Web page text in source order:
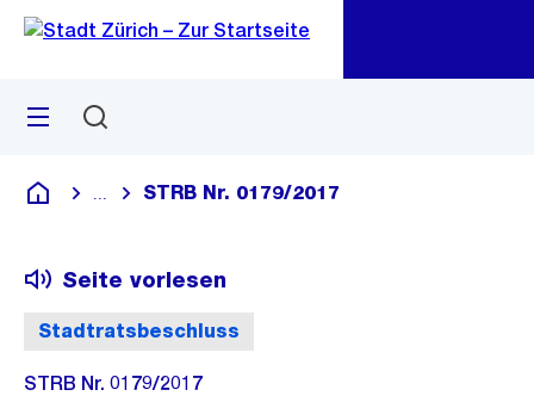
Navigation
Sprunglink
Menü
Deutsch
Blende alle Breadcrumbs ein
STRB Nr. 0179/2017
Stadtratsbeschluss
Seite vorlesen
STRB Nr. 0179/2017